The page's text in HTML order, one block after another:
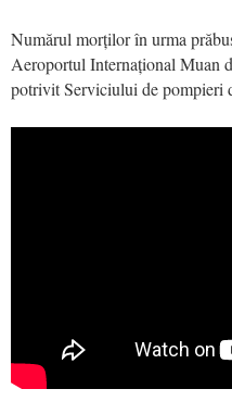
Numărul morților în urma
Aeroportul Internațional Muan
potrivit Serviciului de pompieri